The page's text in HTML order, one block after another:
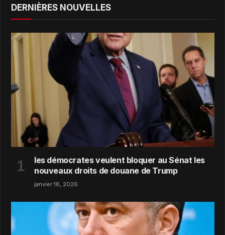
DERNIÈRES NOUVELLES
les démocrates veulent bloquer au Sénat les
nouveaux droits de douane de Trump
janvier 18, 2026